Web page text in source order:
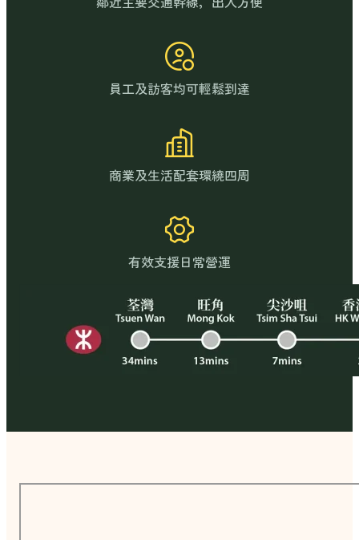
員工及訪客均可輕鬆到達
商業及生活配套環繞四周
有效支援日常營運